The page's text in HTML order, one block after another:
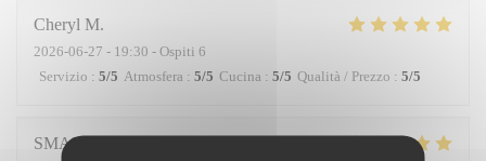
Cheryl M
2026-06-27 - 19:30 - Ospiti 6
Servizio : 5/5 Atmosfera : 5/5 Cucina : 5/5 Qualità / Prezzo : 5/5
SMARAGDA